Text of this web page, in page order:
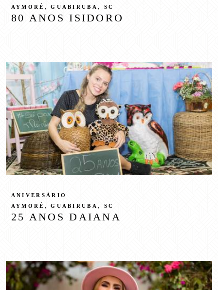
80 ANOS ISIDORO
AYMORÉ, GUABIRUBA, SC
25 ANOS DAIANA
ANIVERSÁRIO
AYMORÉ, GUABIRUBA, SC